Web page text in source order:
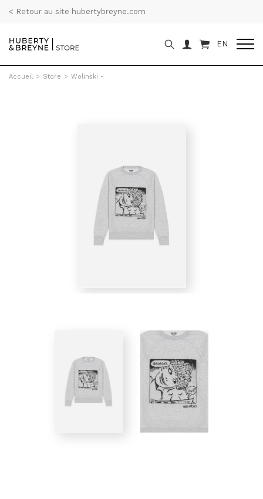
< Retour au site hubertybreyne.com
EN
Accueil > Store > Wolinski -